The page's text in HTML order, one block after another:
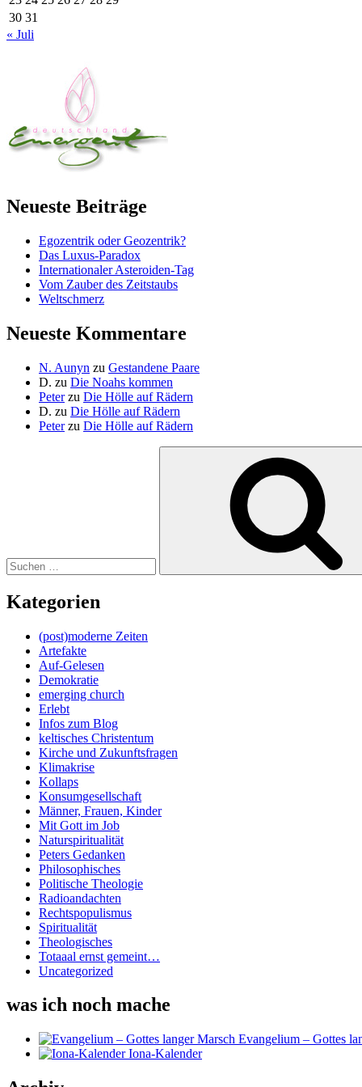
30 31
« Juli
Neueste Beiträge
Egozentrik oder Geozentrik?
Das Luxus-Paradox
Internationaler Asteroiden-Tag
Vom Zauber des Zeitstaubs
Weltschmerz
Neueste Kommentare
N. Aunyn zu Gestandene Paare
D. zu Die Noahs kommen
Peterzu Die Hölle auf Rädern
D. zu Die Hölle auf Rädern
Peterzu Die Hölle auf Rädern
Kategorien
(post)moderne Zeiten
Artefakte
Auf-Gelesen
Demokratie
emerging church
Erlebt
Infos zum Blog
keltisches Christentum
Kirche und Zukunftsfragen
Klimakrise
Kollaps
Konsumgesellschaft
Männer, Frauen, Kinder
Mit Gott im Job
Naturspiritualität
Peters Gedanken
Philosophisches
Politische Theologie
Radioandachten
Rechtspopulismus
Spiritualität
Theologisches
Totaaal ernst gemeint…
Uncategorized
was ich noch mache
Evangelium – Gottes
Iona-Kalender